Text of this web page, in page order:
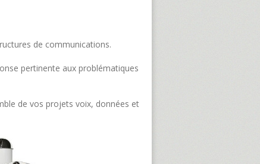
de communications.
pertinente aux problématiques
de vos projets voix, données et